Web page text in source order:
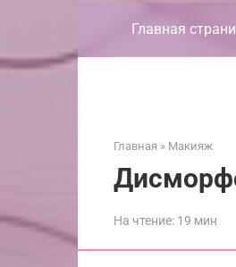
Главная
Главная » Макияж
На чтение: 19 мин